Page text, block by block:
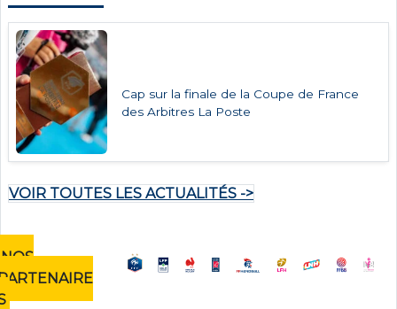
Cap sur la finale de la Coupe de France
des Arbitres La Poste
VOIR TOUTES LES ACTUALITÉS ->
NOS